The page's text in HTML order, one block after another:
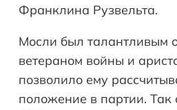
Франклина Рузвельта.
Мосли был талантливым
ветераном войны и
позволило ему
положение в партии. Так